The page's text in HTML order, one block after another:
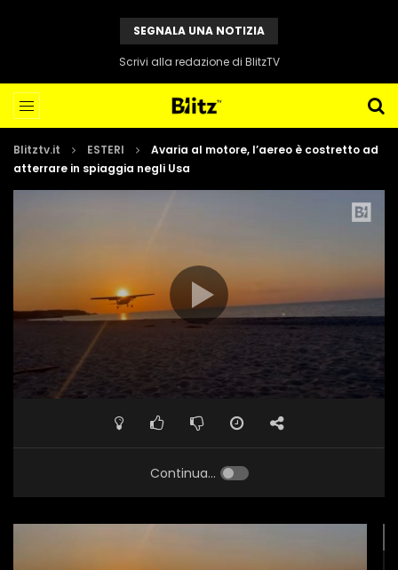
SEGNALA UNA NOTIZIA
Scrivi alla redazione di BlitzTV
Blitztv.it ESTERI
Avaria al motore, l’aereo è costretto ad
atterrare in spiaggia negli Usa
Continua...